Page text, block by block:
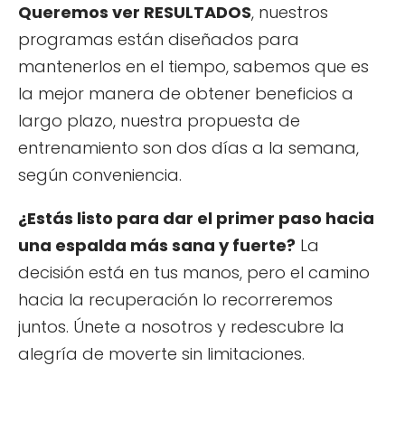
Queremos ver RESULTADOS, nuestros
programas están diseñados para
mantenerlos en el tiempo, sabemos que es
la mejor manera de obtener beneficios a
largo plazo, nuestra propuesta de
entrenamiento son dos días a la semana,
según conveniencia.
¿Estás listo para dar el primer paso hacia
una espalda más sana y fuerte? La
decisión está en tus manos, pero el camino
hacia la recuperación lo recorreremos
juntos. Únete a nosotros y redescubre la
alegría de moverte sin limitaciones.